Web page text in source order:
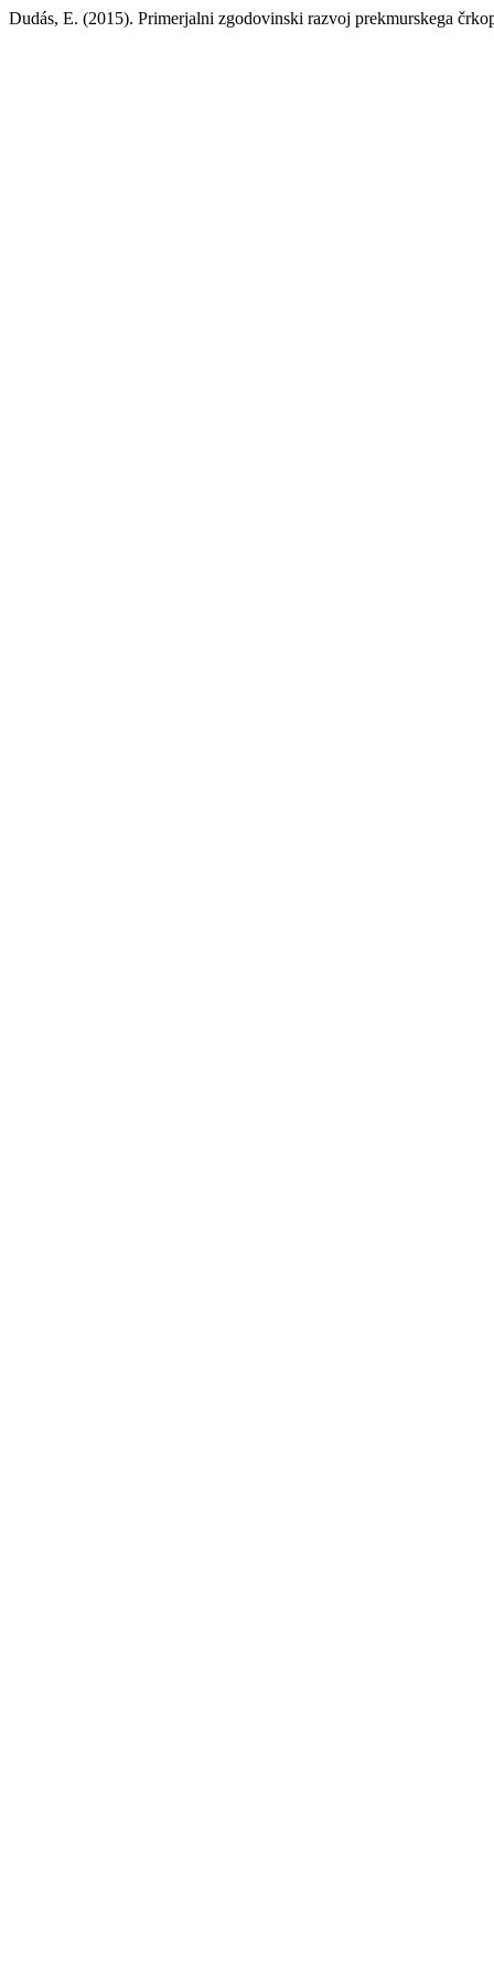
Dudás, E. (2015). Primerjalni zgodovinski razvoj prekmurskega